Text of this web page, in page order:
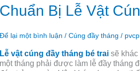
Chuẩn Bị Lễ Vật
Để lại một bình luận /Cúng đầy tháng /
Lễ vật cúng đầy tháng bé trai sẽ
một tháng phải được làm lễ đầy tháng
Chuẩn
Bị
Vật
Đầy
Tháng